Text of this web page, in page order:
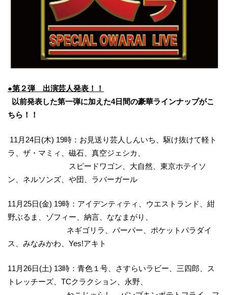
●第２弾 出演芸人発表！！
以前発表した第一弾に加えた4日間の豪華ラインナップがこ
ちら！！
11月24日(木) 19時：お見送り芸人しんいち、駆け抜けて軽ト
ラ、ザ・マミィ、磁石、真空ジェシカ、
スピードワゴン、大自然、東京ホテイソ
ン、ネルソンズ、や団、ラバーガール
11月25日(金) 19時：アイデンティティ、ウエストランド、紺
野ぶるま、ゾフィー、納言、ななまがり、
ネギゴリラ、パーパー、ポケットパラダイ
ス、みなみかわ、Yes!アキト
11月26日(土) 13時：青色１号、さすらいラビー、三四郎、ス
トレッチーズ、TCクラクション、永野、